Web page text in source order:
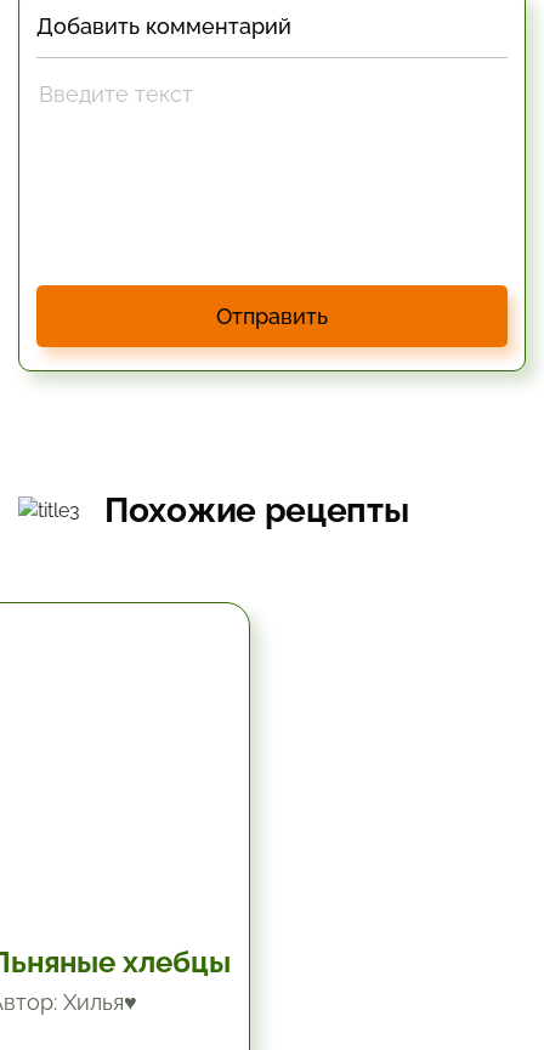
Добавить комментарий
Отправить
Похожие рецепты
хлебцы
Хилья♥